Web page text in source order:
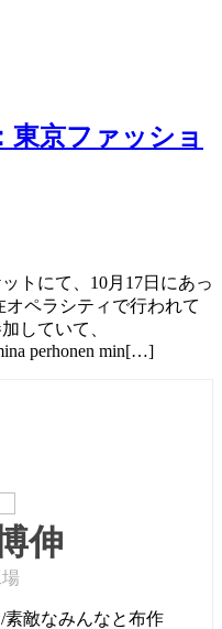
東京ファッショ
トにて、10月17日にあっ
ペラシティで行われて
していて、
perhonen min[…]
伸
敵なみんなと布作